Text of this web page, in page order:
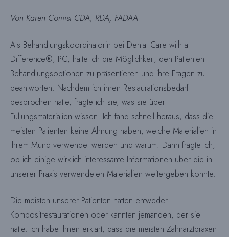
Von Karen Comisi CDA, RDA, FADAA
Als Behandlungskoordinatorin bei Dental Care with a
Difference®, PC, hatte ich die Möglichkeit, den Patienten
Behandlungsoptionen zu präsentieren und ihre Fragen zu
beantworten. Nachdem ich ihren Restaurationsbedarf
besprochen hatte, fragte ich sie, was sie über
Füllungsmaterialien wissen. Ich fand schnell heraus, dass die
meisten Patienten keine Ahnung haben, welche Materialien in
ihrem Mund verwendet werden und warum. Dann fragte ich,
ob ich einige wirklich interessante Informationen über die in
unserer Praxis verwendeten Materialien weitergeben könnte.
Die meisten unserer Patienten hatten entweder
Kompositrestaurationen oder kannten jemanden, der sie
hatte. Ich habe Ihnen erklärt, dass die meisten Zahnarztpraxen